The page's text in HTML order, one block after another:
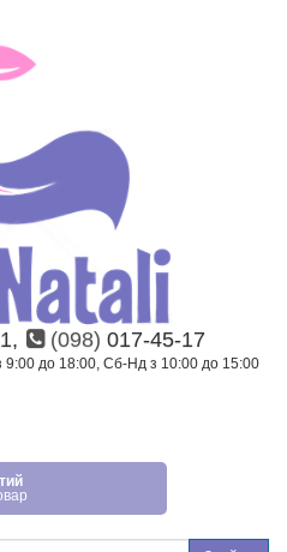
(098) 017-45-17
до 18:00, Сб-Нд з 10:00 до 15:00